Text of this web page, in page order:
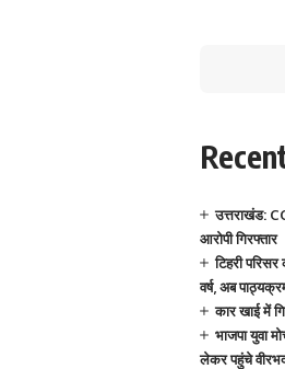
उत्तराखंड:
आरोपी गिरफ्तार
टिहरी
वर्ष, अब
कार खाई में
भाजपा युवा
लेकर पहुंचे